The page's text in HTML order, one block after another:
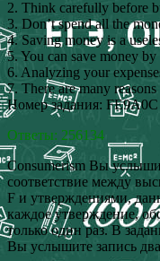
2. Think carefully before
3. Don’t spend all the
4. Saving money is a
5. You can save money
6. Analyzing your
7. There are many
Номер задания: FE9A0C
Ответы: 256134
Consumerism Вы
соответствие между
F и утверждениями,
каждое утверждение,
только один раз. В
Вы услышите запись